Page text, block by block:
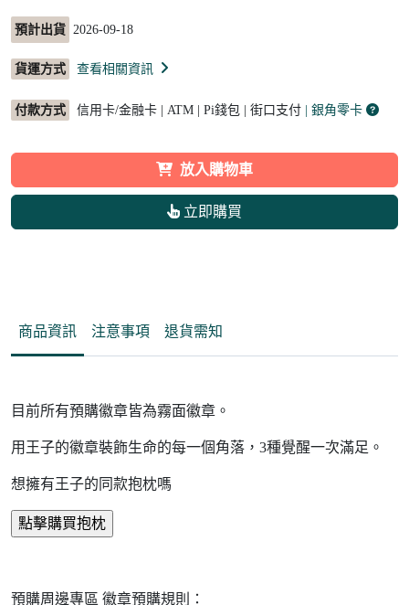
預計出貨 2026-09-18
貨運方式 查看相關資訊
付款方式 信用卡/金融卡 | ATM | Pi錢包 | 街口支付 | 銀角零卡
放入購物車
立即購買
商品資訊 注意事項 退貨需知
目前所有預購徽章皆為霧面徽章。
用王子的徽章裝飾生命的每一個角落，3種覺醒一次滿足。
想擁有王子的同款抱枕嗎
預購周邊專區 徽章預購規則：